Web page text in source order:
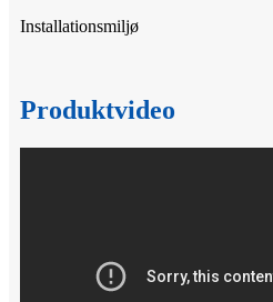
Installationsmiljø
Produktvideo